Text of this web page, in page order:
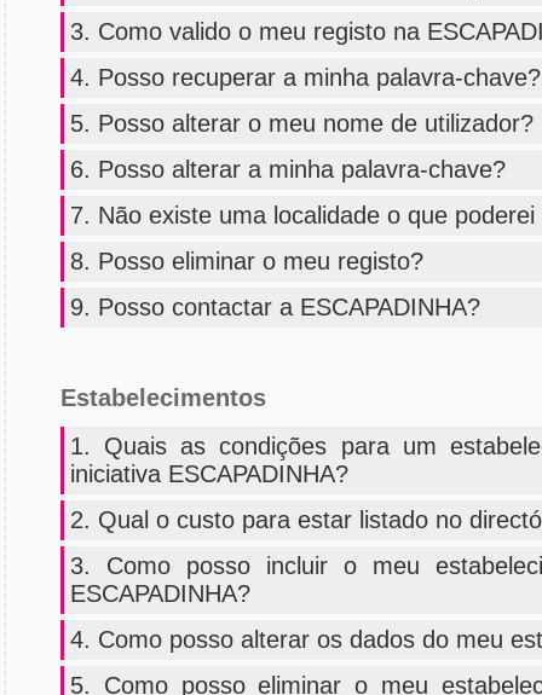
3. Como valido o meu registo na
4. Posso recuperar a minha palavra-chave?
5. Posso alterar o meu nome de utilizador?
6. Posso alterar a minha palavra-chave?
7. Não existe uma localidade o que poderei
8. Posso eliminar o meu registo?
9. Posso contactar a ESCAPADINHA?
Estabelecimentos
1. Quais as condições para um
iniciativa ESCAPADINHA?
2. Qual o custo para estar listado no
3. Como posso incluir o meu
ESCAPADINHA?
4. Como posso alterar os dados do meu
5. Como posso eliminar o meu